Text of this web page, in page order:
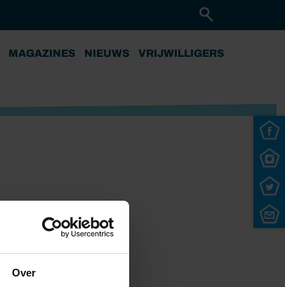
Over
MAGAZINES NIEUWS VRIJWILLIGERS